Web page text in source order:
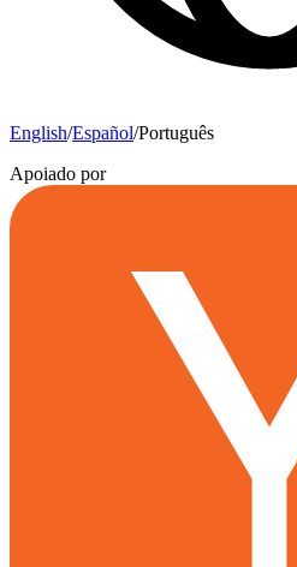
English/Español/Português
Apoiado por